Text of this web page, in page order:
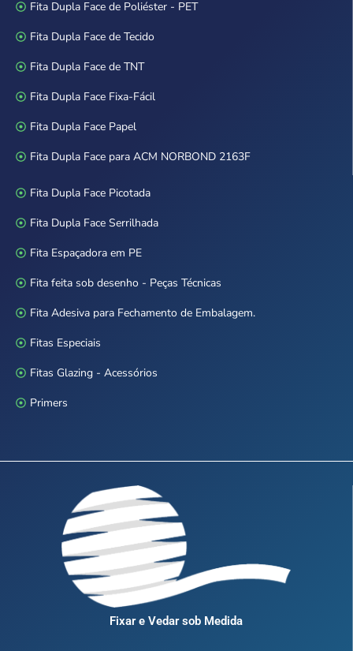
Fita Dupla Face de Poliéster - PET
Fita Dupla Face de Tecido
Fita Dupla Face de TNT
Fita Dupla Face Fixa-Fácil
Fita Dupla Face Papel
Fita Dupla Face para ACM NORBOND 2163F
Fita Dupla Face Picotada
Fita Dupla Face Serrilhada
Fita Espaçadora em PE
Fita feita sob desenho - Peças Técnicas
Fita Adesiva para Fechamento de Embalagem.
Fitas Especiais
Fitas Glazing - Acessórios
Primers
Fixar e Vedar sob Medida